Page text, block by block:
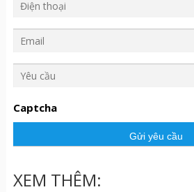
c
ầ
Captcha
XEM THÊM: